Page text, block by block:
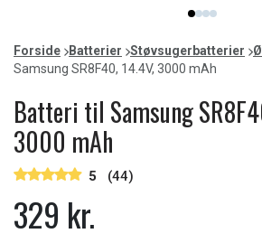
item
0
item
1
item
2
item
3
of
4
Forside Batterier Støvsugerbatterier
Samsung SR8F40, 14.4V, 3000 mAh
Batteri til Samsung
3000 mAh
5 (44)
329 kr.